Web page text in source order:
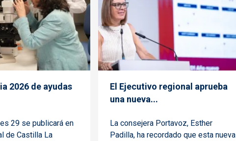
2026 de ayudas
29 se publicará en
de Castilla La
El Ejecutivo regional aprueba
una nueva...
La consejera Portavoz, Esther
Padilla, ha recordado que esta nueva